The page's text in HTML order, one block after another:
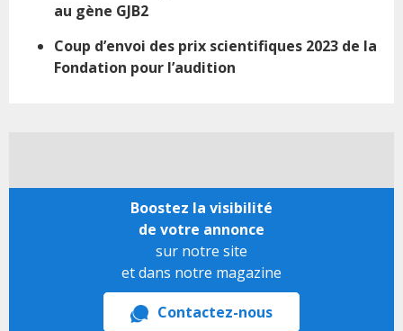
au gène GJB2
Coup d’envoi des prix scientifiques 2023 de la
Fondation pour l’audition
Boostez la visibilité
de votre annonce
sur notre site
et dans notre magazine
Contactez-nous